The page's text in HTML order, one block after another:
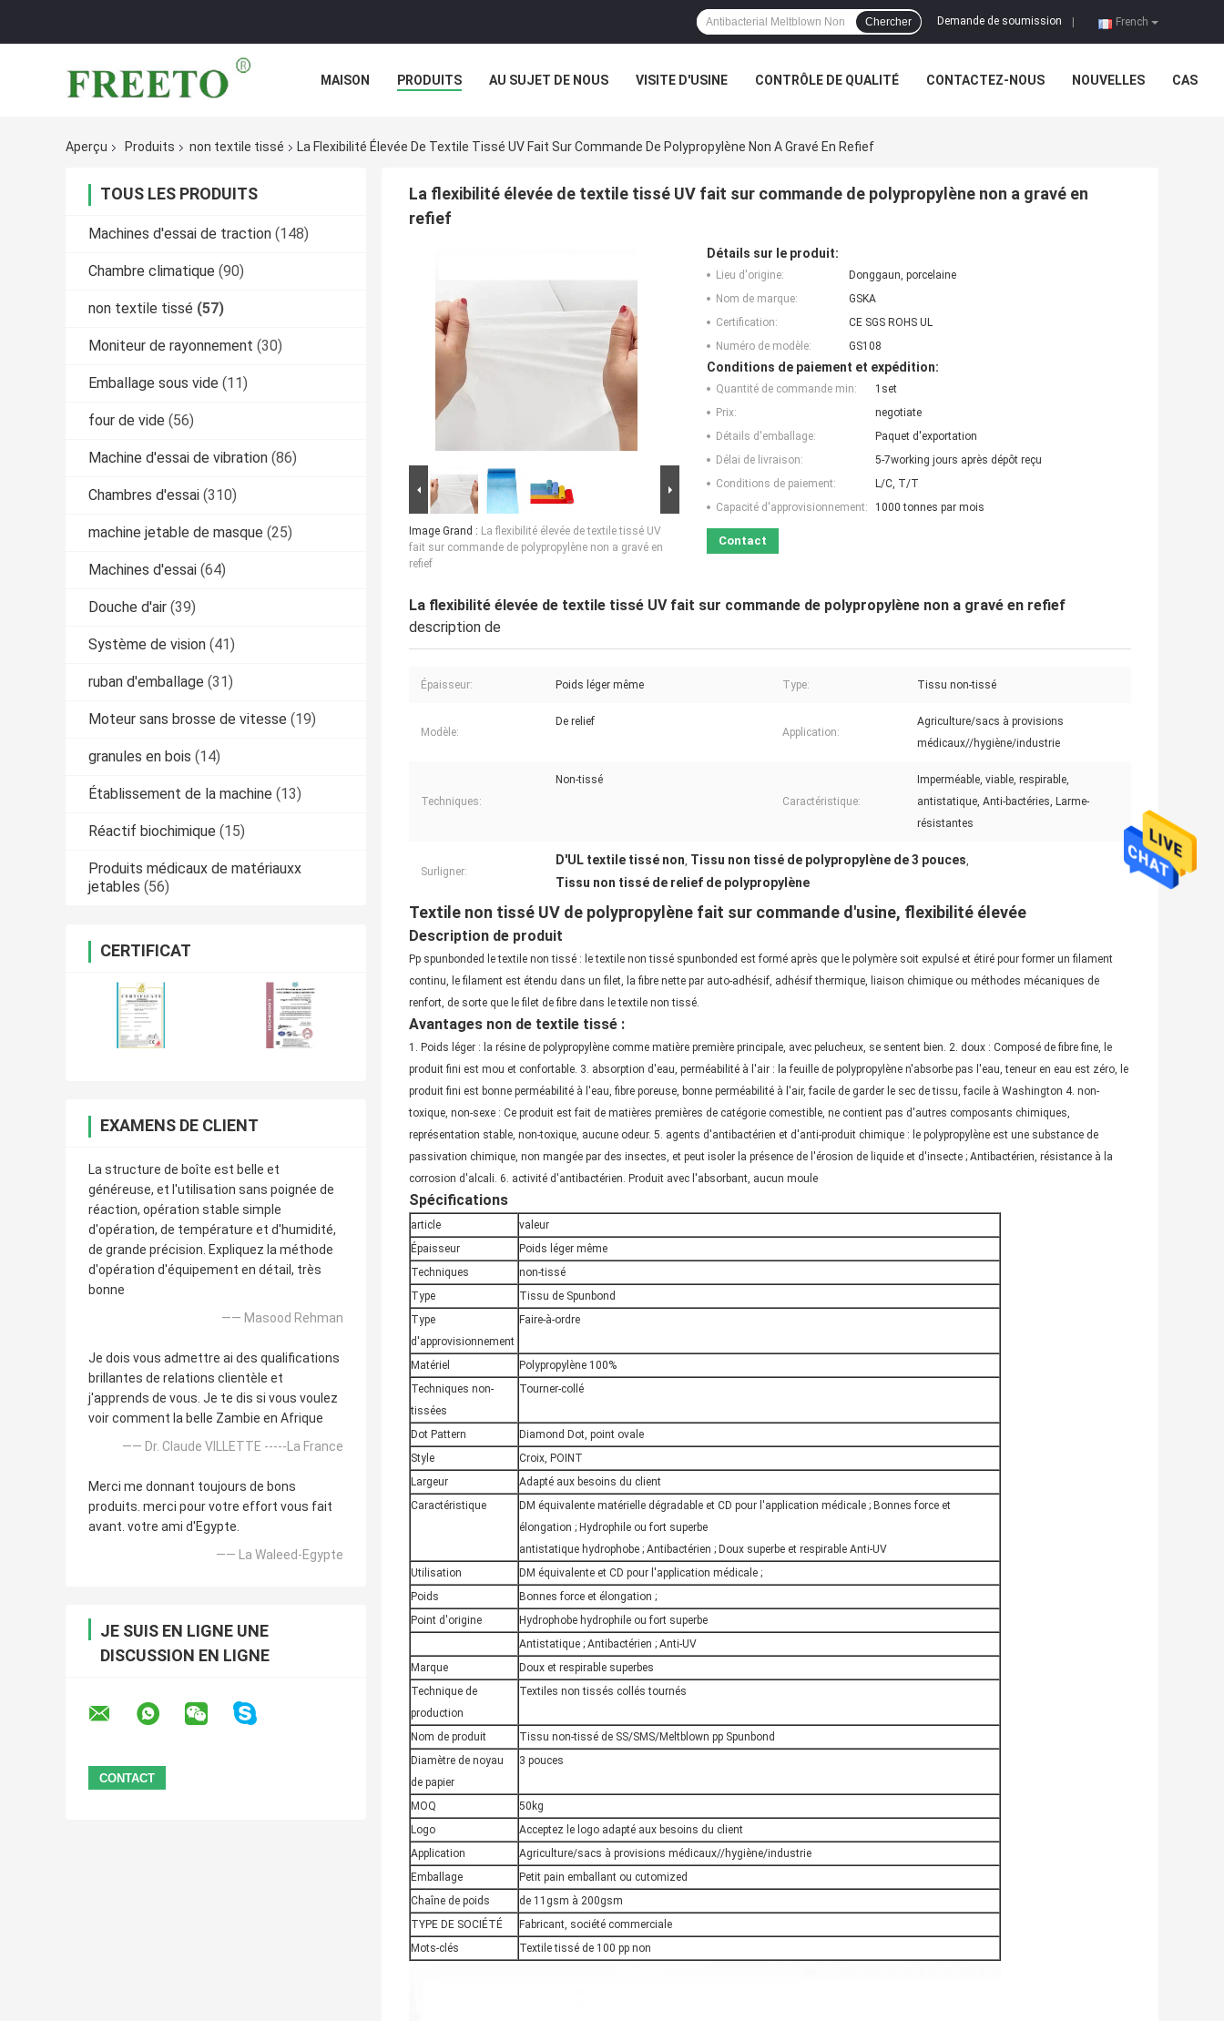
French
Demande de soumission
Chercher
MAISON PRODUITS AU SUJET DE NOUS VISITE D'USINE CONTRÔLE DE QUALITÉ CONTACTEZ-NOUS NOUVELLES CAS
Aperçu Produits non textile tissé La Flexibilité Élevée De Textile Tissé UV Fait Sur Commande De Polypropylène Non A Gravé En Refief
TOUS LES PRODUITS
Machines d'essai de traction (148)
Chambre climatique (90)
non textile tissé (57)
Moniteur de rayonnement (30)
Emballage sous vide (11)
four de vide (56)
Machine d'essai de vibration (86)
Chambres d'essai (310)
machine jetable de masque (25)
Machines d'essai (64)
Douche d'air (39)
Système de vision (41)
ruban d'emballage (31)
Moteur sans brosse de vitesse (19)
granules en bois (14)
Établissement de la machine (13)
Réactif biochimique (15)
Produits médicaux de matériauxx
jetables (56)
CERTIFICAT
EXAMENS DE CLIENT
La structure de boîte est belle et
généreuse, et l'utilisation sans poignée de
réaction, opération stable simple
d'opération, de température et d'humidité,
de grande précision. Expliquez la méthode
d'opération d'équipement en détail, très
bonne
—— Masood Rehman
Je dois vous admettre ai des qualifications
brillantes de relations clientèle et
j'apprends de vous. Je te dis si vous voulez
voir comment la belle Zambie en Afrique
—— Dr. Claude VILLETTE -----La France
Merci me donnant toujours de bons
produits. merci pour votre effort vous fait
avant. votre ami d'Egypte.
—— La Waleed-Egypte
JE SUIS EN LIGNE UNE
DISCUSSION EN LIGNE
La flexibilité élevée de textile tissé UV fait sur commande de polypropylène non a gravé en
refief
Image Grand : La flexibilité élevée de textile tissé UV
fait sur commande de polypropylène non a gravé en
refief
Détails sur le produit:
Lieu d'origine:
Donggaun, porcelaine
Nom de marque:
GSKA
Certification:
CE SGS ROHS UL
Numéro de modèle:
GS108
Conditions de paiement et expédition:
Quantité de commande min:
1set
Prix:
negotiate
Détails d'emballage:
Paquet d'exportation
Délai de livraison:
5-7working jours après dépôt reçu
Conditions de paiement:
L/C, T/T
Capacité d'approvisionnement:
1000 tonnes par mois
Contact
La flexibilité élevée de textile tissé UV fait sur commande de polypropylène non a gravé en refief
description de
Épaisseur: Poids léger même Type: Tissu non-tissé
Modèle:
De relief
Application:
Agriculture/sacs à provisions
médicaux//hygiène/industrie
Techniques:
Non-tissé
Caractéristique:
Imperméable, viable, respirable,
antistatique, Anti-bactéries, Larme-
résistantes
Surligner:
D'UL textile tissé non, Tissu non tissé de polypropylène de 3 pouces,
Tissu non tissé de relief de polypropylène
Textile non tissé UV de polypropylène fait sur commande d'usine, flexibilité élevée
Description de produit
Pp spunbonded le textile non tissé : le textile non tissé spunbonded est formé après que le polymère soit expulsé et étiré pour former un filament
continu, le filament est étendu dans un filet, la fibre nette par auto-adhésif, adhésif thermique, liaison chimique ou méthodes mécaniques de
renfort, de sorte que le filet de fibre dans le textile non tissé.
Avantages non de textile tissé :
1. Poids léger : la résine de polypropylène comme matière première principale, avec pelucheux, se sentent bien. 2. doux : Composé de fibre fine, le
produit fini est mou et confortable. 3. absorption d'eau, perméabilité à l'air : la feuille de polypropylène n'absorbe pas l'eau, teneur en eau est zéro, le
produit fini est bonne perméabilité à l'eau, fibre poreuse, bonne perméabilité à l'air, facile de garder le sec de tissu, facile à Washington 4. non-
toxique, non-sexe : Ce produit est fait de matières premières de catégorie comestible, ne contient pas d'autres composants chimiques,
représentation stable, non-toxique, aucune odeur. 5. agents d'antibactérien et d'anti-produit chimique : le polypropylène est une substance de
passivation chimique, non mangée par des insectes, et peut isoler la présence de l'érosion de liquide et d'insecte ; Antibactérien, résistance à la
corrosion d'alcali. 6. activité d'antibactérien. Produit avec l'absorbant, aucun moule
Spécifications
article
valeur
Épaisseur
Poids léger même
Techniques
non-tissé
Type
Tissu de Spunbond
Type
d'approvisionnement
Faire-à-ordre
Matériel
Polypropylène 100%
Techniques non-
tissées
Tourner-collé
Dot Pattern
Diamond Dot, point ovale
Style
Croix, POINT
Largeur
Adapté aux besoins du client
Caractéristique
DM équivalente matérielle dégradable et CD pour l'application médicale ; Bonnes force et
élongation ; Hydrophile ou fort superbe
antistatique hydrophobe ; Antibactérien ; Doux superbe et respirable Anti-UV
Utilisation
DM équivalente et CD pour l'application médicale ;
Poids
Bonnes force et élongation ;
Point d'origine
Hydrophobe hydrophile ou fort superbe
Antistatique ; Antibactérien ; Anti-UV
Marque
Doux et respirable superbes
Technique de
production
Textiles non tissés collés tournés
Nom de produit
Tissu non-tissé de SS/SMS/Meltblown pp Spunbond
Diamètre de noyau
de papier
3 pouces
MOQ
50kg
Logo
Acceptez le logo adapté aux besoins du client
Application
Agriculture/sacs à provisions médicaux//hygiène/industrie
Emballage
Petit pain emballant ou cutomized
Chaîne de poids
de 11gsm à 200gsm
TYPE DE SOCIÉTÉ
Fabricant, société commerciale
Mots-clés
Textile tissé de 100 pp non